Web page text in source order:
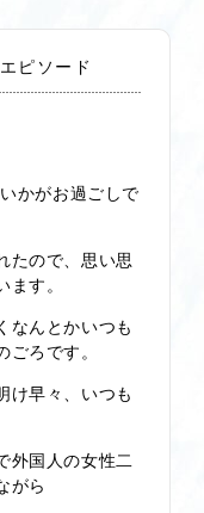
ピソード
かがお過ごしで
たので、思い思
す。
なんとかいつも
ろです。
け早々、いつも
外国人の女性二
がら